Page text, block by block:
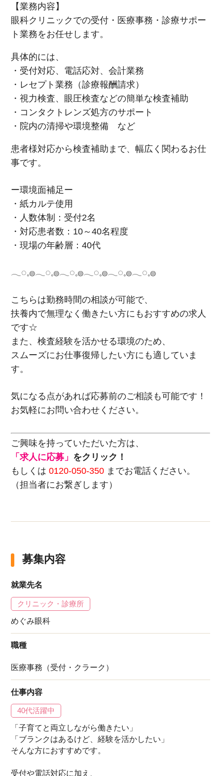
【業務内容】
眼科クリニックでの受付・医療事務・診療サポー
ト業務をお任せします。
具体的には、
・受付対応、電話応対、会計業務
・レセプト業務（診療報酬請求）
・視力検査、眼圧検査などの簡単な検査補助
・コンタクトレンズ処方のサポート
・院内の清掃や環境整備 など
患者様対応から検査補助まで、幅広く関わるお仕
事です。
ー環境面補足ー
・紙カルテ使用
・人数体制：受付2名
・対応患者数：10～40名程度
・現場の年齢層：40代
𓂃◌𓈒𓐍𓂃◌𓈒𓐍𓂃◌𓈒𓐍𓂃◌𓈒𓐍𓂃◌𓈒𓐍𓂃◌𓈒𓐍
こちらは勤務時間の相談が可能で、
扶養内で無理なく働きたい方にもおすすめの求人
です☆
また、検査経験を活かせる環境のため、
スムーズにお仕事復帰したい方にも適していま
す。
気になる点があれば応募前のご相談も可能です！
お気軽にお問い合わせください。
ご興味を持っていただいた方は、
「求人に応募」 をクリック！
もしくは0120-050-350 までお電話ください。
（担当者にお繋ぎします）
募集内容
就業先名
クリニック・診療所
めぐみ眼科
職種
医療事務（受付・クラーク）
仕事内容
40代活躍中
「子育てと両立しながら働きたい」
「ブランクはあるけど、経験を活かしたい」
そんな方におすすめです。
受付や電話対応に加え、